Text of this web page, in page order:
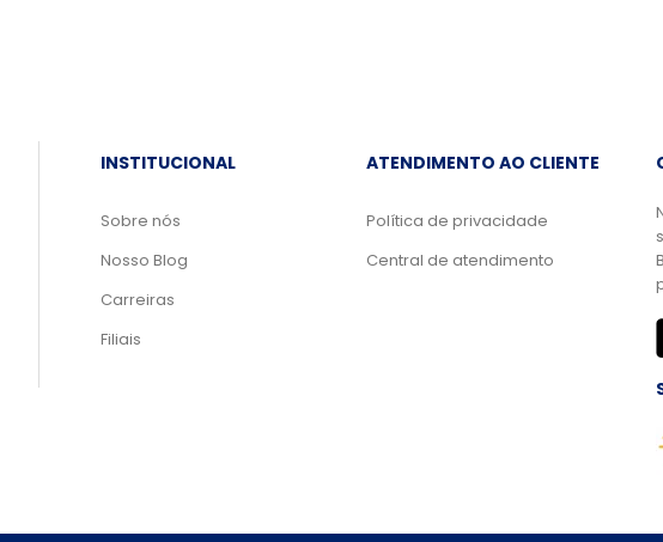
INSTITUCIONAL
Sobre nós
Nosso Blog
Carreiras
Filiais
ATENDIMENTO AO CLIENTE
Política de privacidade
Central de atendimento